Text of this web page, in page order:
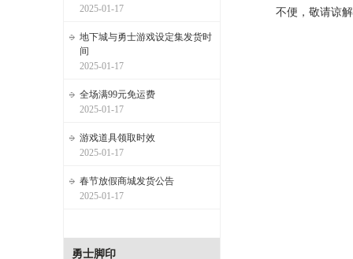
2025-01-17
地下城与勇士游戏设定集发货时
间
2025-01-17
全场满99元免运费
2025-01-17
游戏道具领取时效
2025-01-17
春节放假商城发货公告
2025-01-17
勇士脚印
不便，敬请谅